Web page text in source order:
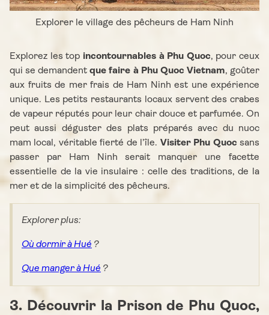
Explorer le village des pêcheurs de Ham Ninh
Explorez les top incontournables à Phu Quoc, pour ceux
qui se demandent que faire à Phu Quoc Vietnam, goûter
aux fruits de mer frais de Ham Ninh est une expérience
unique. Les petits restaurants locaux servent des crabes
de vapeur réputés pour leur chair douce et parfumée. On
peut aussi déguster des plats préparés avec du nuoc
mam local, véritable fierté de l’île. Visiter Phu Quoc sans
passer par Ham Ninh serait manquer une facette
essentielle de la vie insulaire : celle des traditions, de la
mer et de la simplicité des pêcheurs.
Explorer plus:
Où dormir à Hué ?
Que manger à Hué ?
3. Découvrir la Prison de Phu Quoc,